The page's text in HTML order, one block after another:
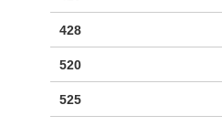
428
520
525